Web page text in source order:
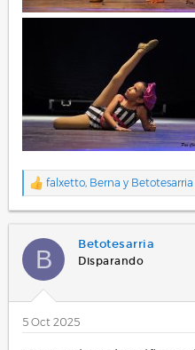
R
c
o
e
s
:
falxetto, Berna y Betotesarria
B
Betotesarria
Disparando
5 Oct 2025